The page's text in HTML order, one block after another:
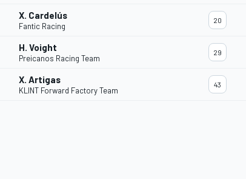
X. Cardelús
Fantic Racing
20
H. Voight
Preicanos Racing Team
29
X. Artigas
KLINT Forward Factory Team
43